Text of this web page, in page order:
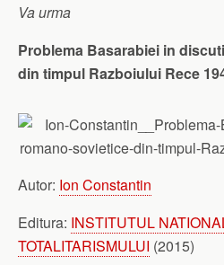
Va urma
Problema Basarabiei in
din timpul Razboiului Rece
Autor: Ion Constantin
Editura: INSTITUTUL
TOTALITARISMULUI (2015)